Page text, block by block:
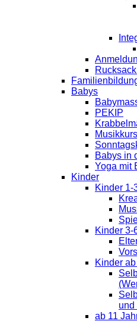
Babys
PEKIP
Babys in
Yoga mit
Kinder
Kinder 1-
Kinder 3-
Kinder
und
ab 11